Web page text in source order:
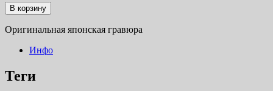
Количество
товара
«Подобно
цветы
на
В корзину
Оригинальная японская гравюра
Инфо
Теги